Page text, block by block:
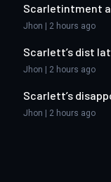
Scarletintment
Jhon | 2 hours ago
Scarlett’s dist
Jhon | 2 hours ago
Scarlett’s
Jhon | 2 hours ago